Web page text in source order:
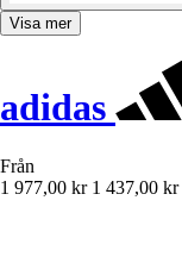
Visa mer
adidas
Från
1 977,00 kr 1 437,00 kr